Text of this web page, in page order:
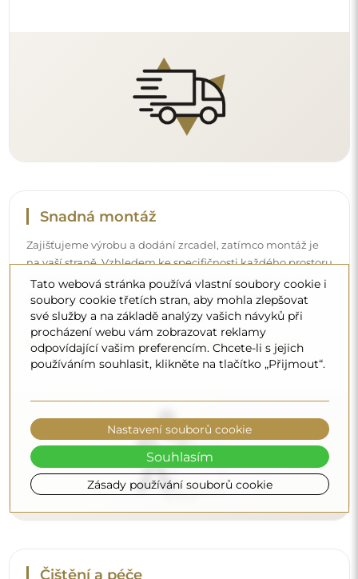
Čištění a péče
Pro zachování optimálního lesku stačí utěrka z
mikrovlákna a teplá voda. Pokud se rozhodnete pro
specializované přípravky, dbejte na to, aby měly neutrální
pH (kolem 7). Vyhněte se silným čisticím prostředkům
obsahujícím ocet, čpavek nebo silné kyseliny – díky tomu
si zrcadlo zachová krásný odraz po mnoho let.
Chcete se dozvědět více?
Objevte více tipů na našem blogu.
Doručení až domů
Tato webová stránka používá vlastní soubory cookie i
soubory cookie třetích stran, aby mohla zlepšovat
své služby a na základě analýzy vašich návyků při
procházení webu vám zobrazovat reklamy
odpovídající vašim preferencím. Chcete-li s jejich
používáním souhlasit, klikněte na tlačítko „Přijmout“.
Zásady používání souborů cookie
Nastavení souborů cookie
Souhlasím